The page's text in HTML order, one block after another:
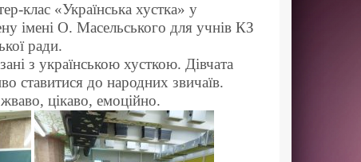
клас «Українська хустка» у
імені О. Масельського для учнів КЗ
ради.
з українською хусткою. Дівчата
ставитися до народних звичаїв.
цікаво, емоційно.